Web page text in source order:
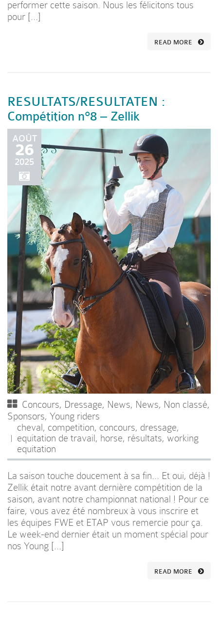
performer cette saison. Nous les félicitons tous
pour […]
READ MORE
RESULTATS/RESULTATEN :
Compétition n°8 – Zellik
AOÛT
26
2025
Concours, Dressage, News, News, Non classé,
Sponsors, Young riders
cheval, competition, concours, dressage,
equitation de travail, horse, résultats, working
equitation
La saison touche doucement à sa fin… Et oui, déjà !
Zellik était notre avant dernière compétition de la
saison, avant notre championnat national ! Pour ce
faire, vous avez été nombreux à vous inscrire et
les équipes FWE et ETAP vous remercie pour ça.
Le week-end dernier était un moment spécial pour
nos Young […]
READ MORE